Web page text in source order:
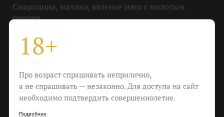
Смородина, малина, вяленое мясо с молотым
перцем
Охладить
До 18 градусов
Еда
Острое жареное мясо, корнеплоды на гриле,
молодые сыры
18+
Про возраст спрашивать неприлично,
а не спрашивать — незаконно. Для доступа на сайт
необходимо подтвердить совершеннолетие.
Подробнее